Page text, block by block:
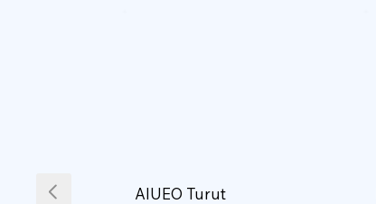
AIUEO Turut